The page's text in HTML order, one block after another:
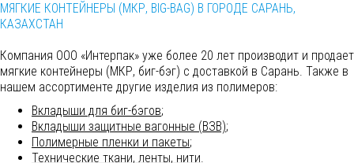
МЯГКИЕ КОНТЕЙНЕРЫ (МКР, BIG-BAG) В ГОРОДЕ САРАНЬ,
КАЗАХСТАН
Компания ООО «Интерпак» уже более 20 лет производит и продает
мягкие контейнеры (МКР, биг-бэг) с доставкой в Сарань. Также в
нашем ассортименте другие изделия из полимеров:
Вкладыши для биг-бэгов;
Вкладыши защитные вагонные (ВЗВ);
Полимерные пленки и пакеты;
Технические ткани, ленты, нити.